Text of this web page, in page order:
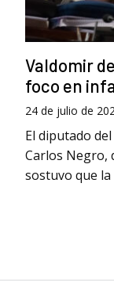
Valdomir
foco en
24 de julio de
El diputado
Carlos Negro,
sostuvo que